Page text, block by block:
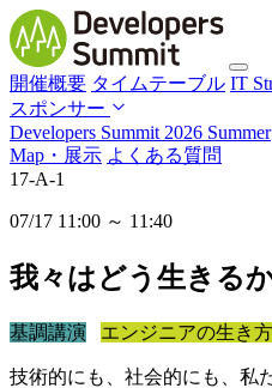
開催概要 タイムテーブル IT
スポンサー
Developers Summit 2026 Summer
Map・展示 よくある質問
17-A-1
07/17 11:00 ～ 11:40
我々はどう生きる
基調講演 エンジニアの生き方
技術的にも、社会的にも、私